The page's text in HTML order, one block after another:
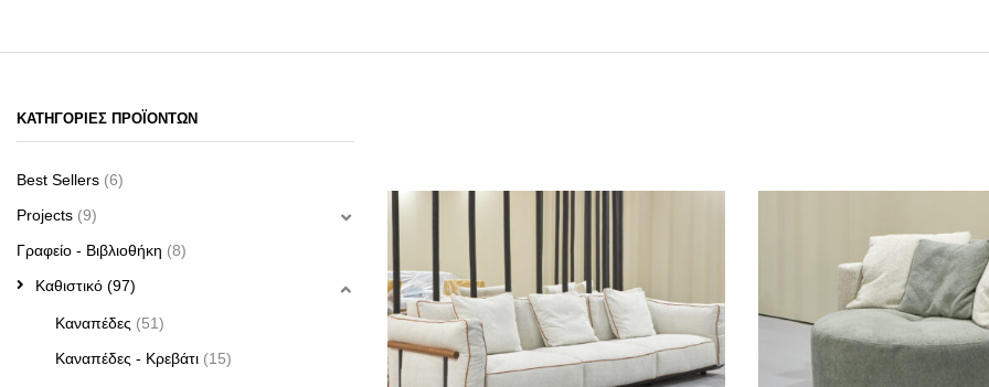
ΚΑΤΗΓΟΡΙΕΣ ΠΡΟΪΟΝΤΩΝ
Best Sellers (6)
Projects (9)
Γραφείο - Βιβλιοθήκη (8)
Καθιστικό (97)
Καναπέδες (51)
Καναπέδες - Κρεβάτι (15)